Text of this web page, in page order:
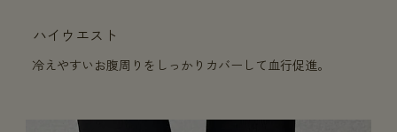
ハイウエスト
冷えやすいお腹周りをしっかりカバーして血行促進。